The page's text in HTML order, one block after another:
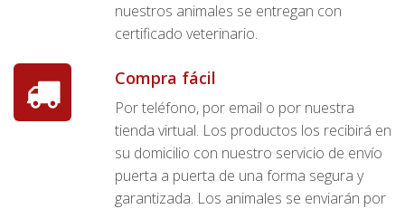
nuestros animales se entregan con
certificado veterinario.
Compra fácil
Por teléfono, por email o por nuestra
tienda virtual. Los productos los recibirá en
su domicilio con nuestro servicio de envío
puerta a puerta de una forma segura y
garantizada. Los animales se enviarán por